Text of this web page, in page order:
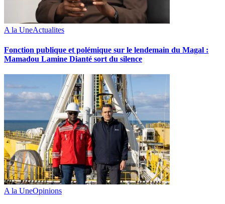
A la UneActualites
Fonction publique et polémique sur le lendemain du Magal :
Mamadou Lamine Dianté sort du silence
A la UneOpinions